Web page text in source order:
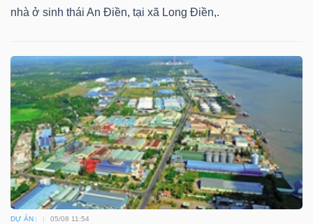
nhà ở sinh thái An Điền, tại xã Long Điền,.
DỰ ÁN 05/08 11:54